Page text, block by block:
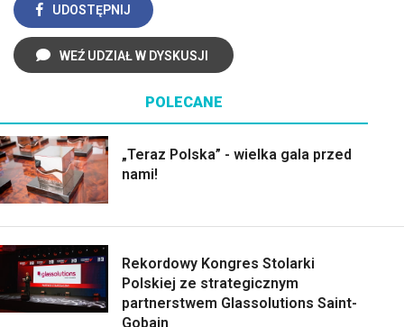
UDOSTĘPNIJ
WEŹ UDZIAŁ W DYSKUSJI
POLECANE
„Teraz Polska” - wielka gala przed
nami!
Rekordowy Kongres Stolarki
Polskiej ze strategicznym
partnerstwem Glassolutions Saint-
Gobain